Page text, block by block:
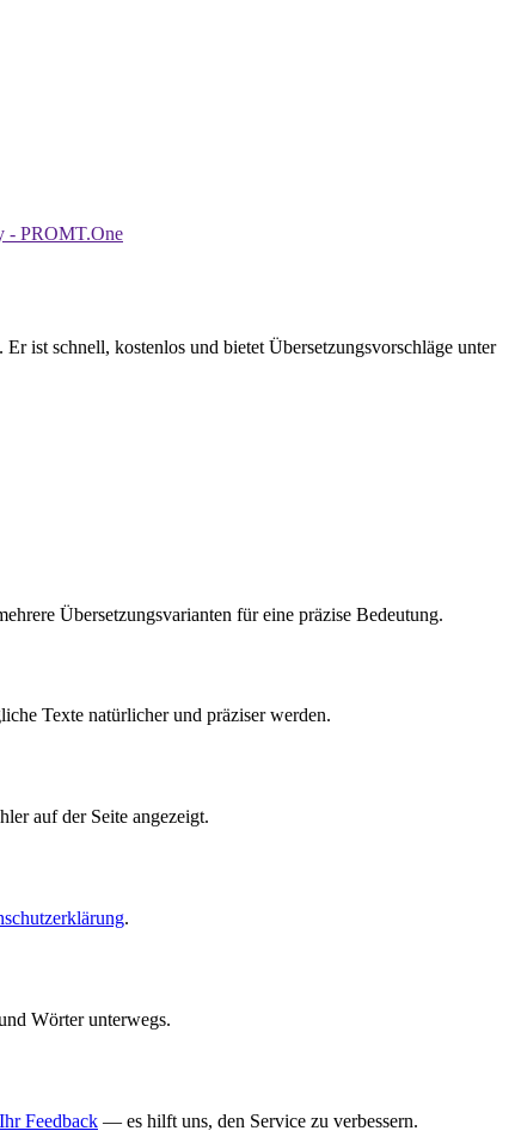
ist schnell, kostenlos und bietet Übersetzungsvorschläge unter
Übersetzungsvarianten für eine präzise Bedeutung.
Texte natürlicher und präziser werden.
auf der Seite angezeigt.
.
Wörter unterwegs.
Feedback — es hilft uns, den Service zu verbessern.